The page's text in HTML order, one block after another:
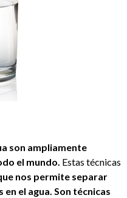
son ampliamente
el mundo. Estas técnicas
nos permite separar
el agua. Son técnicas